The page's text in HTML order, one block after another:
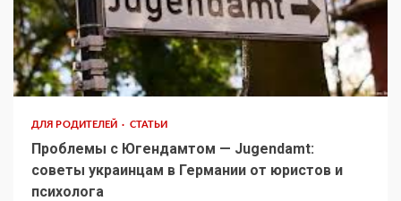
ДЛЯ РОДИТЕЛЕЙ СТАТЬИ
Проблемы с Югендамтом — Jugendamt:
советы украинцам в Германии от юристов и
психолога